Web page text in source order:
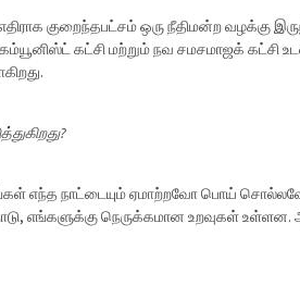
குறைந்தபட்சம் ஒரு நீதிமன்ற வழக்கு
கட்சி மற்றும் நவ சமசமாஜக் கட்சி
எந்த நாட்டையும் ஏமாற்றவோ பொய்
எங்களுக்கு நெருக்கமான உறவுகள் உள்ளன.